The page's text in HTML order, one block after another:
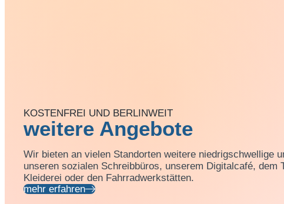
KOSTENFREI UND BERLINWEIT
weitere Angebote
Wir bieten an vielen Standorten weitere niedrigschwellige
unseren sozialen Schreibbüros, unserem Digitalcafé, dem
Kleiderei oder den Fahrradwerkstätten.
mehr erfahren